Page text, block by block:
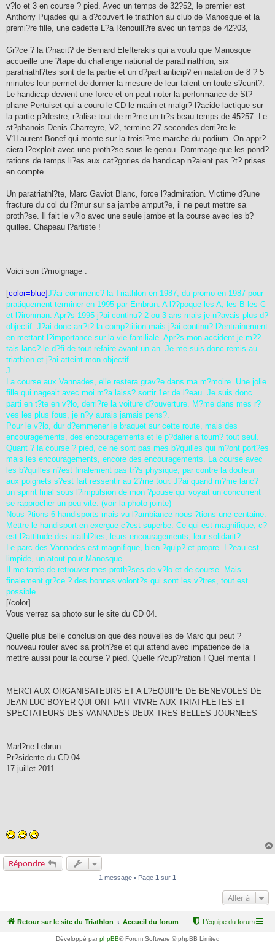
v?lo et 3 en course ? pied. Avec un temps de 32?52, le premier est
Anthony Pujades qui a d?couvert le triathlon au club de Manosque et la
premi?re fille, une cadette L?a Renouill?re avec un temps de 42?03,
Gr?ce ? la t?nacit? de Bernard Elefterakis qui a voulu que Manosque
accueille une ?tape du challenge national de parathriathlon, six
paratriathl?tes sont de la partie et un d?part anticip? en natation de 8 ? 5
minutes leur permet de donner la mesure de leur talent en toute s?curit?.
Le handicap devient une force et on peut noter la performance de St?
phane Pertuiset qui a couru le CD le matin et malgr? l?acide lactique sur
la partie p?destre, r?alise tout de m?me un tr?s beau temps de 45?57. Le
st?phanois Denis Charreyre, V2, termine 27 secondes derri?re le
V1Laurent Bonef qui monte sur la troisi?me marche du podium. On appr?
ciera l?exploit avec une proth?se sous le genou. Dommage que les pond?
rations de temps li?es aux cat?gories de handicap n?aient pas ?t? prises
en compte.
Un paratriathl?te, Marc Gaviot Blanc, force l?admiration. Victime d?une
fracture du col du f?mur sur sa jambe amput?e, il ne peut mettre sa
proth?se. Il fait le v?lo avec une seule jambe et la course avec les b?
quilles. Chapeau l?artiste !
Voici son t?moignage :
[color=blue]J?ai commenc? la Triathlon en 1987, du promo en 1987 pour
pratiquement terminer en 1995 par Embrun. A l??poque les A, les B les C
et l?ironman. Apr?s 1995 j?ai continu? 2 ou 3 ans mais je n?avais plus d?
objectif. J?ai donc arr?t? la comp?tition mais j?ai continu? l?entrainement
en mettant l?importance sur la vie familiale. Apr?s mon accident je m??
tais lanc? le d?fi de tout refaire avant un an. Je me suis donc remis au
triathlon et j?ai atteint mon objectif.
J
La course aux Vannades, elle restera grav?e dans ma m?moire. Une jolie
fille qui nageait avec moi m?a laiss? sortir 1er de l?eau. Je suis donc
parti en t?te en v?lo, derri?re la voiture d?ouverture. M?me dans mes r?
ves les plus fous, je n?y aurais jamais pens?.
Pour le v?lo, dur d?emmener le braquet sur cette route, mais des
encouragements, des encouragements et le p?dalier a tourn? tout seul.
Quant ? la course ? pied, ce ne sont pas mes b?quilles qui m?ont port?es
mais les encouragements, encore des encouragements. La course avec
les b?quilles n?est finalement pas tr?s physique, par contre la douleur
aux poignets s?est fait ressentir au 2?me tour. J?ai quand m?me lanc?
un sprint final sous l?impulsion de mon ?pouse qui voyait un concurrent
se rapprocher un peu vite. (voir la photo jointe)
Nous ?tions 6 handisports mais vu l?ambiance nous ?tions une centaine.
Mettre le handisport en exergue c?est superbe. Ce qui est magnifique, c?
est l?attitude des triathl?tes, leurs encouragements, leur solidarit?.
Le parc des Vannades est magnifique, bien ?quip? et propre. L?eau est
limpide, un atout pour Manosque.
Il me tarde de retrouver mes proth?ses de v?lo et de course. Mais
finalement gr?ce ? des bonnes volont?s qui sont les v?tres, tout est
possible.
[/color]
Vous verrez sa photo sur le site du CD 04.
Quelle plus belle conclusion que des nouvelles de Marc qui peut ?
nouveau rouler avec sa proth?se et qui attend avec impatience de la
mettre aussi pour la course ? pied. Quelle r?cup?ration ! Quel mental !
MERCI AUX ORGANISATEURS ET A L?EQUIPE DE BENEVOLES DE
JEAN-LUC BOYER QUI ONT FAIT VIVRE AUX TRIATHLETES ET
SPECTATEURS DES VANNADES DEUX TRES BELLES JOURNEES
Marl?ne Lebrun
Pr?sidente du CD 04
17 juillet 2011
Répondre
1 message • Page 1 sur 1
Aller à
Retour sur le site du Triathlon Accueil du forum L’équipe du forum
Développé parphpBB® Forum Software © phpBB Limited